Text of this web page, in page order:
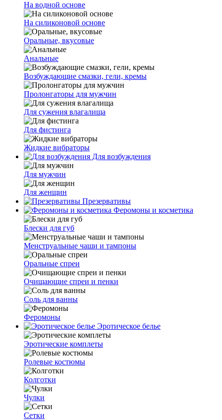
На водной основе
На силиконовой основе
Оральные, вкусовые
Анальные
Возбуждающие смазки, гели, кремы
Пролонгаторы для мужчин
Для сужения влагалища
Для фистинга
Жидкие вибраторы
Для возбуждения
Для мужчин
Для женщин
Презервативы
Феромоны и косметика
Блески для губ
Менструальные чаши и тампоны
Оральные спреи
Очищающие спреи и пенки
Соль для ванны
Феромоны
Эротическое белье
Эротические комплеты
Ролевые костюмы
Колготки
Чулки
Сетки